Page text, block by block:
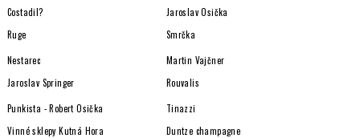
Costadil?
Jaroslav Osička
Ruge
Smrčka
Nestarec
Martin Vajčner
Jaroslav Springer
Rouvalis
Punkista - Robert Osička
Tinazzi
Vinné sklepy Kutná Hora
Duntze champagne